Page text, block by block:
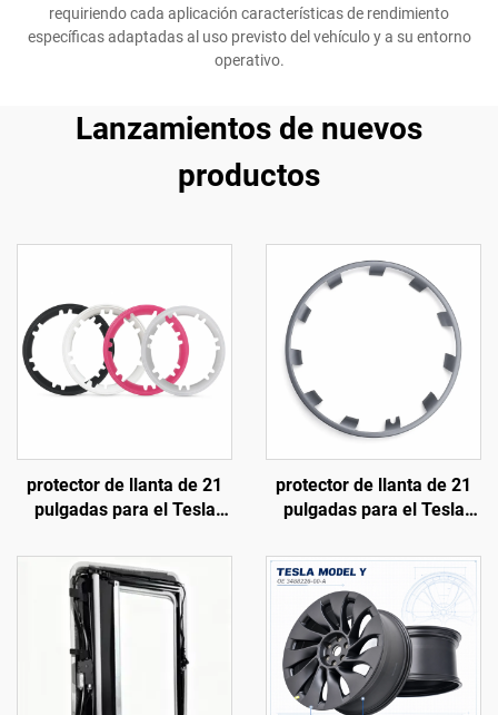
requiriendo cada aplicación características de rendimiento
específicas adaptadas al uso previsto del vehículo y a su entorno
operativo.
Lanzamientos de nuevos
productos
protector de llanta de 21
pulgadas para el Tesla
2024) de LinTech
protector de llanta de 21
pulgadas para el Tesla
2024) de LinTech